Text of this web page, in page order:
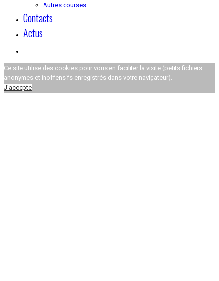
Autres courses
Contacts
Actus
Ce site utilise des cookies pour vous en faciliter la visite (petits fichiers
anonymes et inoffensifs enregistrés dans votre navigateur).
J'accepte